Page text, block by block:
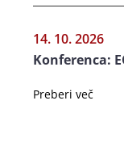
14. 10. 2026
Konferenca:
Preberi več